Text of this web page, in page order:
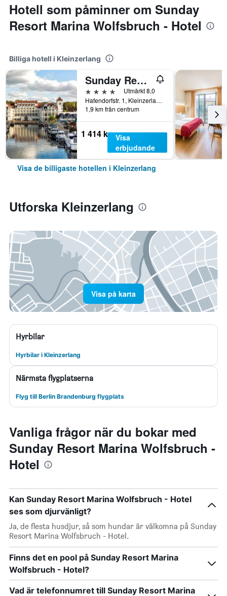
Hotell som påminner om Sunday
Resort Marina Wolfsbruch - Hotel
Billiga hotell i Kleinzerlang
Sunday Resort Hafendorf Rheinsberg
4 stjärnor
Utmärkt 8,0
Hafendorfstr. 1, Kleinzerlang, Brandenburg, Tyskland
1,9 km från centrum
1 414 kr Visa
erbjudande
Visa de billigaste hotellen i Kleinzerlang
Utforska Kleinzerlang
Visa på karta
Hyrbilar
Hyrbilar i Kleinzerlang
Närmsta flygplatserna
Flyg till Berlin Brandenburg flygplats
Vanliga frågor när du bokar med
Sunday Resort Marina Wolfsbruch -
Hotel
Kan Sunday Resort Marina Wolfsbruch - Hotel
ses som djurvänligt?
Ja, de flesta husdjur, så som hundar är välkomna på Sunday
Resort Marina Wolfsbruch - Hotel.
Finns det en pool på Sunday Resort Marina
Wolfsbruch - Hotel?
Vad är telefonnumret till Sunday Resort Marina